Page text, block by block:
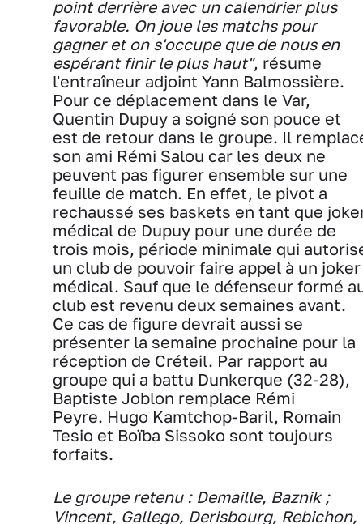
point derrière avec un calendrier plus
favorable. On joue les matchs pour
gagner et on s'occupe que de nous en
espérant finir le plus haut", résume
l'entraîneur adjoint Yann Balmossière.
Pour ce déplacement dans le Var,
Quentin Dupuy a soigné son pouce et
est de retour dans le groupe. Il
son ami Rémi Salou car les deux ne
peuvent pas figurer ensemble sur une
feuille de match. En effet, le pivot a
rechaussé ses baskets en tant que
médical de Dupuy pour une durée de
trois mois, période minimale qui
un club de pouvoir faire appel à un joker
médical. Sauf que le défenseur formé
club est revenu deux semaines avant.
Ce cas de figure devrait aussi se
présenter la semaine prochaine pour la
réception de Créteil. Par rapport au
groupe qui a battu Dunkerque (32-28),
Baptiste Joblon remplace Rémi
Peyre. Hugo Kamtchop-Baril, Romain
Tesio et Boïba Sissoko sont toujours
forfaits.
Le groupe retenu : Demaille, Baznik ;
Vincent, Gallego, Derisbourg, Rebichon,